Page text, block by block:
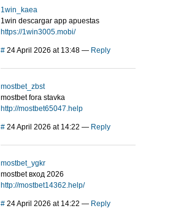
1win_kaea
1win descargar app apuestas
https://1win3005.mobi/
# 24 April 2026 at 13:48 — Reply
mostbet_zbst
mostbet fora stavka
http://mostbet65047.help
# 24 April 2026 at 14:22 — Reply
mostbet_ygkr
mostbet вход 2026
http://mostbet14362.help/
# 24 April 2026 at 14:22 — Reply